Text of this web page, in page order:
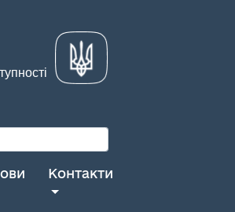
Контакти